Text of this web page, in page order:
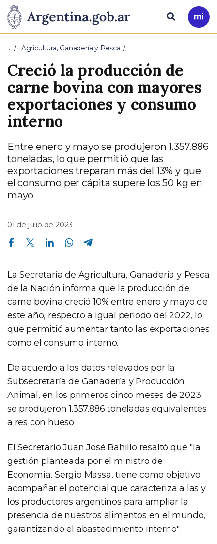
Presidencia
de
la
Nación
Pasar al contenido principal
Ir
a
Buscar
… Agricultura, Ganadería y Pesca
Creció la producción de
carne bovina con mayores
exportaciones y consumo
interno
Entre enero y mayo se produjeron 1.357.886
toneladas, lo que permitió que las
exportaciones treparan más del 13% y que
el consumo per cápita supere los 50 kg en
mayo.
01 de julio de 2023
Compartir en Facebook Compartir en Twitter Compartir en Linkedin Compartir en Whatsapp
La Secretaría de Agricultura, Ganadería y Pesca
de la Nación informa que la producción de
carne bovina creció 10% entre enero y mayo de
este año, respecto a igual periodo del 2022, lo
que permitió aumentar tanto las exportaciones
como el consumo interno.
De acuerdo a los datos relevados por la
Subsecretaría de Ganadería y Producción
Animal, en los primeros cinco meses de 2023
se produjeron 1.357.886 toneladas equivalentes
a res con hueso.
El Secretario Juan José Bahillo resaltó que "la
gestión planteada por el ministro de
Economía, Sergio Massa, tiene como objetivo
acompañar el potencial que caracteriza a las y
los productores argentinos para ampliar la
presencia de nuestros alimentos en el mundo,
garantizando el abastecimiento interno".